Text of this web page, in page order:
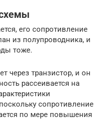
его сопротивление
из полупроводника, и
тоже.
через транзистор, и он
рассеивается на
сопротивление
по мере повышения